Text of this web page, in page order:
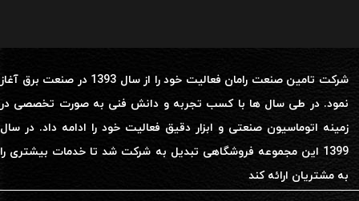
شرکت تامین صنعت رامان فعالیت خود را از سال 1393 در صنعت برق آغاز
نمود. در طی سال ها با کسب تجربه و دانش فنی به صورت تخصصی در
زمینه اتوماسیون صنعتی و ابزار دقیق فعالیت خود را ادامه داد. در سال
1399 این مجموعه فروشگاهی تبدیل به شرکت شد تا خدمات بیشتری را
به مشتریان ارائه کند